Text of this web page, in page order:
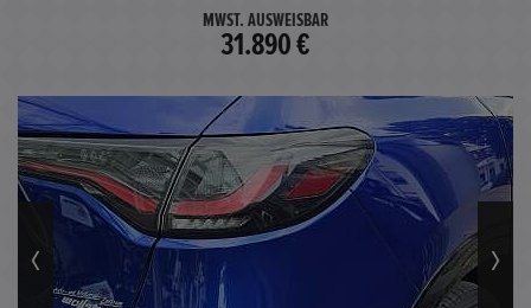
MWST. AUSWEISBAR
31.890 €